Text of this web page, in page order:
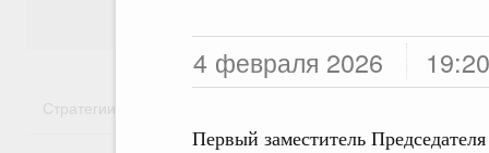
4 февраля 2026 19:20
Первый заместитель Председателя
Стратегии